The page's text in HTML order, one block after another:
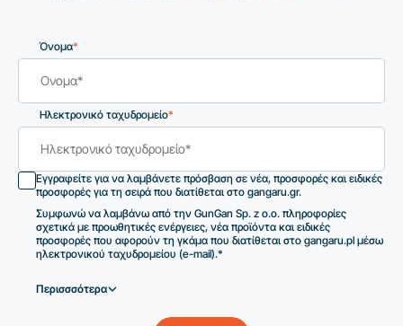
Όνομα*
Ηλεκτρονικό ταχυδρομείο*
Εγγραφείτε για να λαμβάνετε πρόσβαση σε νέα, προσφορές και ειδικές
προσφορές για τη σειρά που διατίθεται στο gangaru.gr.
Συμφωνώ να λαμβάνω από την GunGan Sp. z o.o. πληροφορίες
σχετικά με προωθητικές ενέργειες, νέα προϊόντα και ειδικές
προσφορές που αφορούν τη γκάμα που διατίθεται στο gangaru.pl μέσω
ηλεκτρονικού ταχυδρομείου (e-mail).*
Περισσσότερα